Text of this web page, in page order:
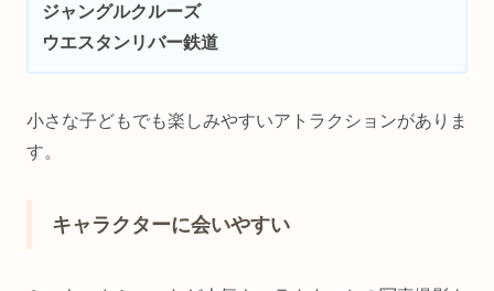
ジャングルクルーズ
ウエスタンリバー鉄道
小さな子どもでも楽しみやすいアトラクションがありま
す。
キャラクターに会いやすい